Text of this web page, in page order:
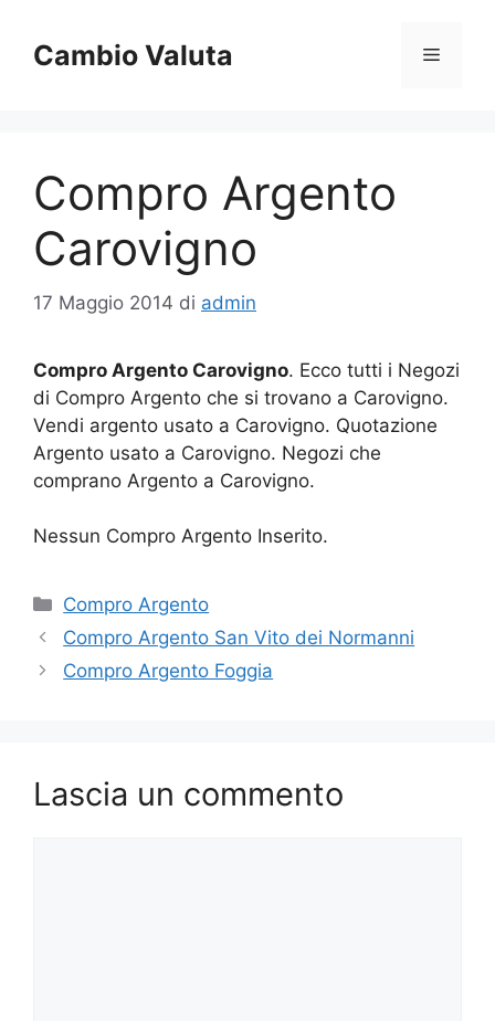
contenuto
Cambio Valuta Menu
Compro Argento
Carovigno
17 Maggio 2014 di admin
Compro Argento Carovigno. Ecco tutti i Negozi
di Compro Argento che si trovano a Carovigno.
Vendi argento usato a Carovigno. Quotazione
Argento usato a Carovigno. Negozi che
comprano Argento a Carovigno.
Nessun Compro Argento Inserito.
Categorie
Compro Argento
Compro Argento San Vito dei Normanni
Compro Argento Foggia
Lascia un commento